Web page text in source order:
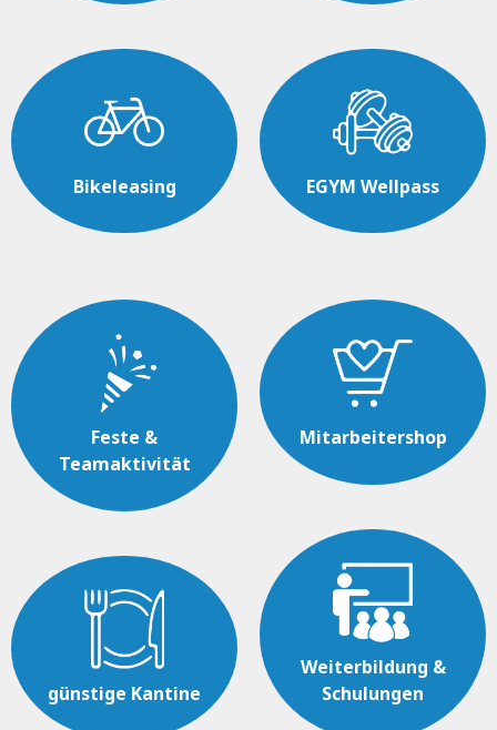
Bikeleasing EGYM Wellpass
Feste &
Teamaktivität
günstige Kantine
Mitarbeitershop
Weiterbildung &
Schulungen